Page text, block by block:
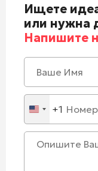
Ищете
или нужна
Напишите
United
States
+1
+1